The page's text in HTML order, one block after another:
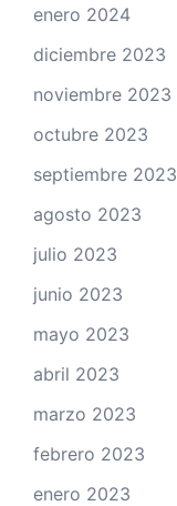
enero 2024
diciembre 2023
noviembre 2023
octubre 2023
septiembre 2023
agosto 2023
julio 2023
junio 2023
mayo 2023
abril 2023
marzo 2023
febrero 2023
enero 2023